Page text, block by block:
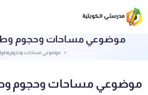
موضوعي مساحات وحجوم
موضوعي مساحات وحجوم
موضوعي مساحات وحجوم